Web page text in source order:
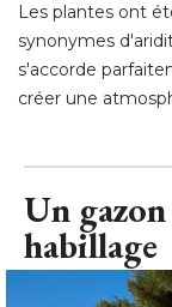
Les plantes ont
synonymes
s'accorde
créer une
Un
habillage